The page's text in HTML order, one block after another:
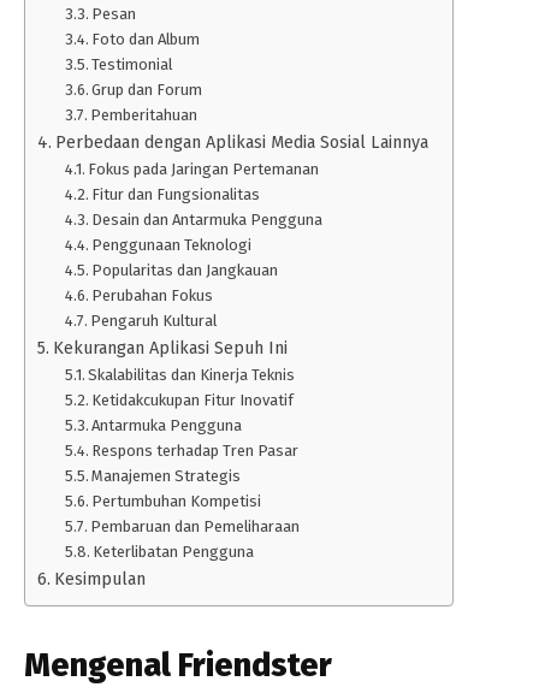
Pesan
Foto dan Album
Testimonial
Grup dan Forum
Pemberitahuan
Perbedaan dengan Aplikasi Media Sosial Lainnya
Fokus pada Jaringan Pertemanan
Fitur dan Fungsionalitas
Desain dan Antarmuka Pengguna
Penggunaan Teknologi
Popularitas dan Jangkauan
Perubahan Fokus
Pengaruh Kultural
Kekurangan Aplikasi Sepuh Ini
Skalabilitas dan Kinerja Teknis
Ketidakcukupan Fitur Inovatif
Antarmuka Pengguna
Respons terhadap Tren Pasar
Manajemen Strategis
Pertumbuhan Kompetisi
Pembaruan dan Pemeliharaan
Keterlibatan Pengguna
Kesimpulan
Mengenal Friendster